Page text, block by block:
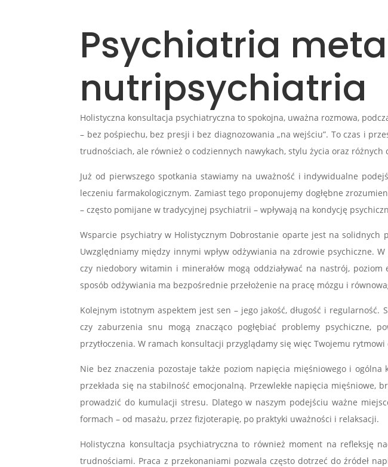
Psychiatria
nutripsychiatria
Holistyczna konsultacja psychiatryczna to spokojna, uważna rozmowa,
– bez pośpiechu, bez presji i bez diagnozowania „na wejściu”. To czas i
trudnościach, ale również o codziennych nawykach, stylu życia oraz
Już od pierwszego spotkania stawiamy na uważność i indywidualne
leczeniu farmakologicznym. Zamiast tego proponujemy dogłębne
– często pomijane w tradycyjnej psychiatrii – wpływają na kondycję
Wsparcie psychiatry w Holistycznym Dobrostanie oparte jest na solidnych
Uwzględniamy między innymi wpływ odżywiania na zdrowie psychiczne.
czy niedobory witamin i minerałów mogą oddziaływać na nastrój,
sposób odżywiania ma bezpośrednie przełożenie na pracę mózgu i
Kolejnym istotnym aspektem jest sen – jego jakość, długość i
czy zaburzenia snu mogą znacząco pogłębiać problemy psychiczne,
przytłoczenia. W ramach konsultacji przyglądamy się więc Twojemu
Nie bez znaczenia pozostaje także poziom napięcia mięśniowego i
przekłada się na stabilność emocjonalną. Przewlekłe napięcia mięśniowe,
prowadzić do kumulacji stresu. Dlatego w naszym podejściu ważne
formach – od masażu, przez fizjoterapię, po praktyki uważności i relaksacji.
Holistyczna konsultacja psychiatryczna to również moment na refleksję
trudnościami. Praca z przekonaniami pozwala często dotrzeć do źródeł